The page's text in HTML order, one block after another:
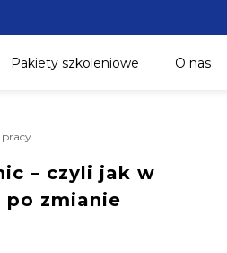
Pakiety szkoleniowe O nas
pracy
– czyli jak w
po zmianie